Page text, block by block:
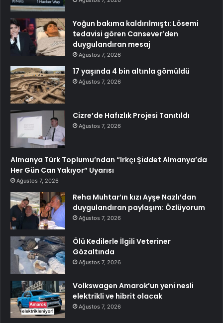
Yoğun bakıma kaldırılmıştı: Lösemi
tedavisi gören Cansever’den
duygulandıran mesaj
Ağustos 7, 2026
17 yaşında 4 bin altınla gömüldü
Ağustos 7, 2026
Cizre’de Hafızlık Projesi Tanıtıldı
Ağustos 7, 2026
Almanya Türk Toplumu’ndan “Irkçı Şiddet Almanya’da
Her Gün Can Yakıyor” Uyarısı
Ağustos 7, 2026
Reha Muhtar’ın kızı Ayşe Nazlı’dan
duygulandıran paylaşım: Özlüyorum
Ağustos 7, 2026
Ölü Kedilerle İlgili Veteriner
Gözaltında
Ağustos 7, 2026
Volkswagen Amarok’un yeni nesli
elektrikli ve hibrit olacak
Ağustos 7, 2026